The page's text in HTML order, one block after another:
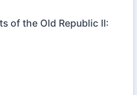
of the Old Republic II: